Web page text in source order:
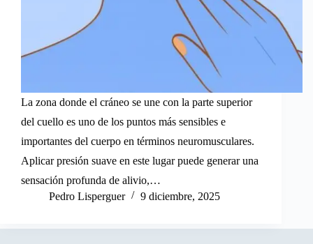
La zona donde el cráneo se une con la parte superior
del cuello es uno de los puntos más sensibles e
importantes del cuerpo en términos neuromusculares.
Aplicar presión suave en este lugar puede generar una
sensación profunda de alivio,…
Pedro Lisperguer
9 diciembre, 2025